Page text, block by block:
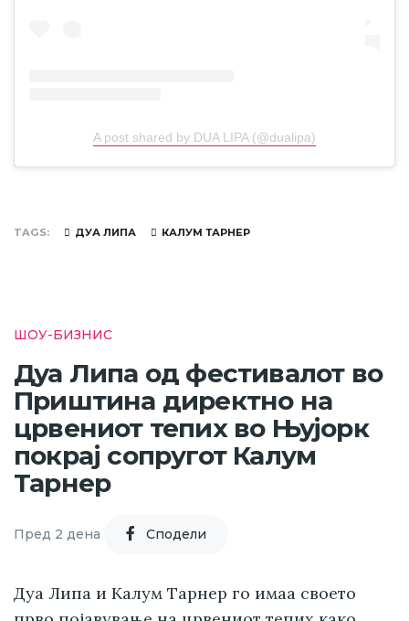
A post shared by DUA LIPA (@dualipa)
TAGS ДУА ЛИПА КАЛУМ ТАРНЕР
ШОУ-БИЗНИС
Дуа Липа од фестивалот во
Приштина директно на
црвениот тепих во Њујорк
покрај сопругот Калум
Тарнер
Пред 2 дена Cподели
Дуа Липа и Калум Тарнер го имаа своето